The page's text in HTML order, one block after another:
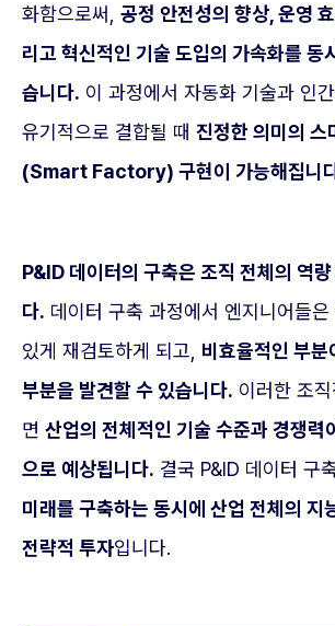
화함으로써, 공정 안전성의 향상, 운영
리고 혁신적인 기술 도입의 가속화를 동
습니다. 이 과정에서 자동화 기술과 인
유기적으로 결합될 때 진정한 의미의 스
(Smart Factory) 구현이 가능해집니
P&ID 데이터의 구축은 조직 전체의 역량
다. 데이터 구축 과정에서 엔지니어들은
있게 재검토하게 되고, 비효율적인 부
부분을 발견할 수 있습니다. 이러한 조
면 산업의 전체적인 기술 수준과 경쟁력
으로 예상됩니다. 결국 P&ID 데이터 구
미래를 구축하는 동시에 산업 전체의 지
전략적 투자입니다.